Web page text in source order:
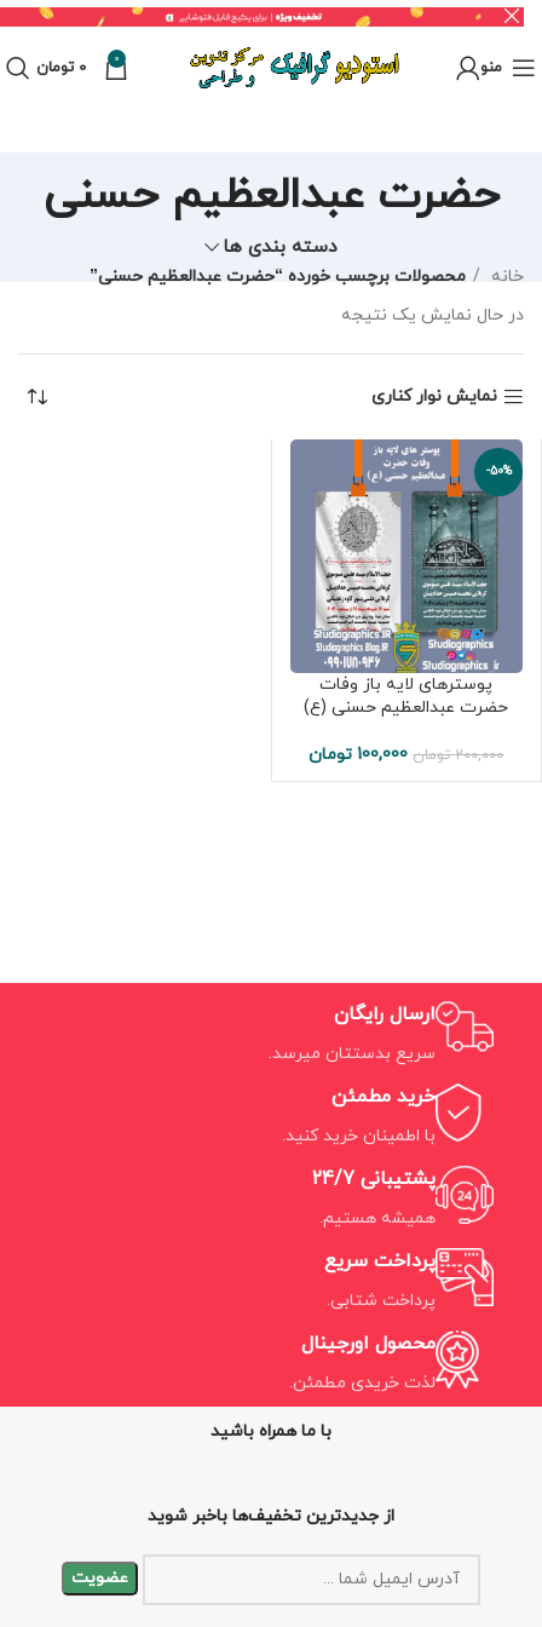
منو 0
0 تومان
حضرت عبدالعظیم حسنی
دسته بندی ها
خانه
محصولات برچسب خورده “حضرت عبدالعظیم حسنی”
در حال نمایش یک نتیجه
نمایش نوار کناری
-50%
پوسترهای لایه باز وفات
حضرت عبدالعظیم حسنی (ع)
200,000 تومان 100,000 تومان
ارسال رایگان
سریع بدستتان میرسد.
خرید مطمئن
با اطمینان خرید کنید.
پشتیبانی 24/7
همیشه هستیم.
پرداخت سریع
پرداخت شتابی.
محصول اورجینال
لذت خریدی مطمئن.
با ما همراه باشید
از جدیدترین تخفیف‌ها باخبر شوید